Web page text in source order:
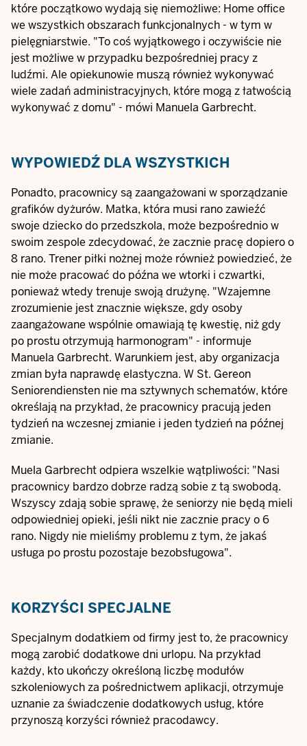
które początkowo wydają się niemożliwe: Home office
we wszystkich obszarach funkcjonalnych - w tym w
pielęgniarstwie. "To coś wyjątkowego i oczywiście nie
jest możliwe w przypadku bezpośredniej pracy z
ludźmi. Ale opiekunowie muszą również wykonywać
wiele zadań administracyjnych, które mogą z łatwością
wykonywać z domu" - mówi Manuela Garbrecht.
WYPOWIEDŹ DLA WSZYSTKICH
Ponadto, pracownicy są zaangażowani w sporządzanie
grafików dyżurów. Matka, która musi rano zawieźć
swoje dziecko do przedszkola, może bezpośrednio w
swoim zespole zdecydować, że zacznie pracę dopiero o
8 rano. Trener piłki nożnej może również powiedzieć, że
nie może pracować do późna we wtorki i czwartki,
ponieważ wtedy trenuje swoją drużynę. "Wzajemne
zrozumienie jest znacznie większe, gdy osoby
zaangażowane wspólnie omawiają tę kwestię, niż gdy
po prostu otrzymują harmonogram" - informuje
Manuela Garbrecht. Warunkiem jest, aby organizacja
zmian była naprawdę elastyczna. W St. Gereon
Seniorendiensten nie ma sztywnych schematów, które
określają na przykład, że pracownicy pracują jeden
tydzień na wczesnej zmianie i jeden tydzień na późnej
zmianie.
Muela Garbrecht odpiera wszelkie wątpliwości: "Nasi
pracownicy bardzo dobrze radzą sobie z tą swobodą.
Wszyscy zdają sobie sprawę, że seniorzy nie będą mieli
odpowiedniej opieki, jeśli nikt nie zacznie pracy o 6
rano. Nigdy nie mieliśmy problemu z tym, że jakaś
usługa po prostu pozostaje bezobsługowa".
KORZYŚCI SPECJALNE
Specjalnym dodatkiem od firmy jest to, że pracownicy
mogą zarobić dodatkowe dni urlopu. Na przykład
każdy, kto ukończy określoną liczbę modułów
szkoleniowych za pośrednictwem aplikacji, otrzymuje
uznanie za świadczenie dodatkowych usług, które
przynoszą korzyści również pracodawcy.